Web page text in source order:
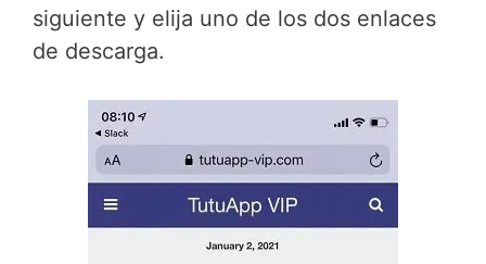
siguiente y elija uno de los dos enlaces
de descarga.